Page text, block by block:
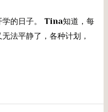
学的日子。 Tina知道，每
法平静了，各种计划，